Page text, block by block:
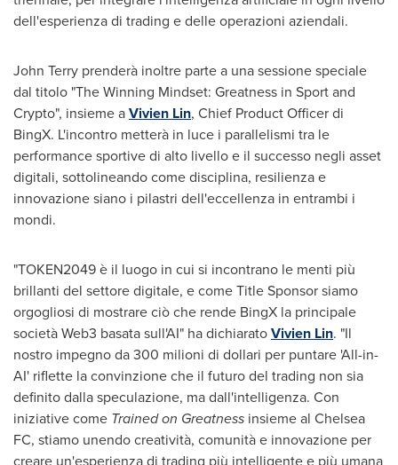
dell'esperienza di trading e delle operazioni aziendali.
John Terry prenderà inoltre parte a una sessione speciale
dal titolo "The Winning Mindset: Greatness in Sport and
Crypto", insieme aVivien Lin, Chief Product Officerdi
BingX. L'incontro metterà in luce i parallelismi tra le
performance sportive di alto livello e il successo negli asset
digitali, sottolineando come disciplina, resilienza e
innovazione siano i pilastri dell'eccellenza in entrambi i
mondi.
"TOKEN2049 è il luogo in cui si incontrano le menti più
brillanti del settore digitale, e come Title Sponsor siamo
orgogliosi di mostrare ciò che rende BingX la principale
società Web3 basata sull'AI" ha dichiaratoVivien Lin. "Il
nostro impegno da 300 milioni di dollari per puntare 'All-in-
AI' riflette la convinzione che il futuro del trading non sia
definito dalla speculazione, ma dall'intelligenza. Con
iniziative come Trained on Greatness insieme al Chelsea
FC, stiamo unendo creatività, comunità e innovazione per
creare un'esperienza di trading più intelligente e più umana